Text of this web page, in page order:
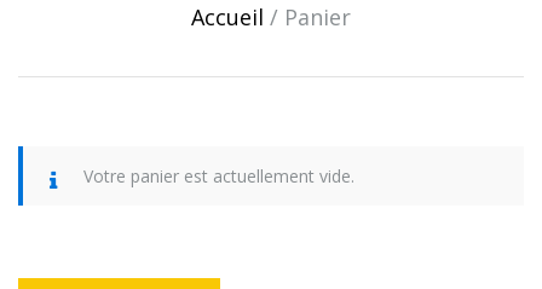
Accueil / Panier
Votre panier est actuellement vide.